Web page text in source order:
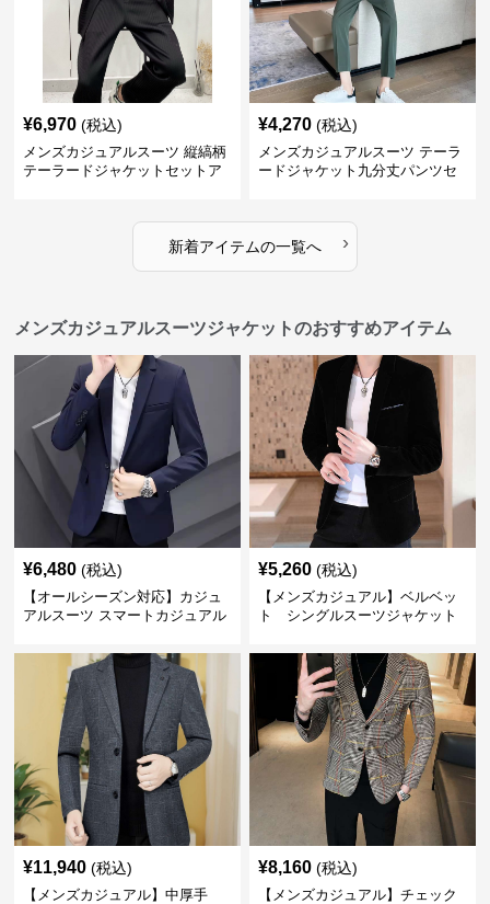
¥6,970 (税込)
メンズカジュアルスーツ 縦縞柄
テーラードジャケットセットア
¥4,270 (税込)
メンズカジュアルスーツ テーラ
ードジャケット九分丈パンツセ
新着アイテムの一覧へ ›
メンズカジュアルスーツジャケットのおすすめアイテム
¥6,480 (税込)
【オールシーズン対応】カジュ
アルスーツ スマートカジュアル
¥5,260 (税込)
【メンズカジュアル】ベルベッ
ト シングルスーツジャケット
¥11,940 (税込)
【メンズカジュアル】中厚手
¥8,160 (税込)
【メンズカジュアル】チェック